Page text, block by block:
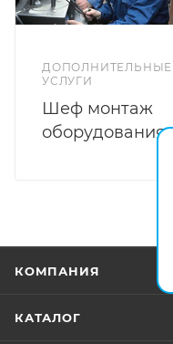
ДОПОЛНИТЕЛЬНЫЕ
УСЛУГИ
Шеф монтаж
оборудования
КОМПАНИЯ
КАТАЛОГ